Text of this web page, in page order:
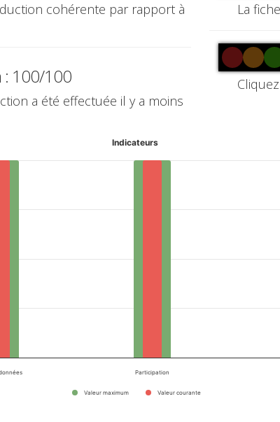
cohérente par rapport à
: 100/100
a été effectuée il y a moins
La
Indicateurs
Valeur maximum Valeur courante
Participation